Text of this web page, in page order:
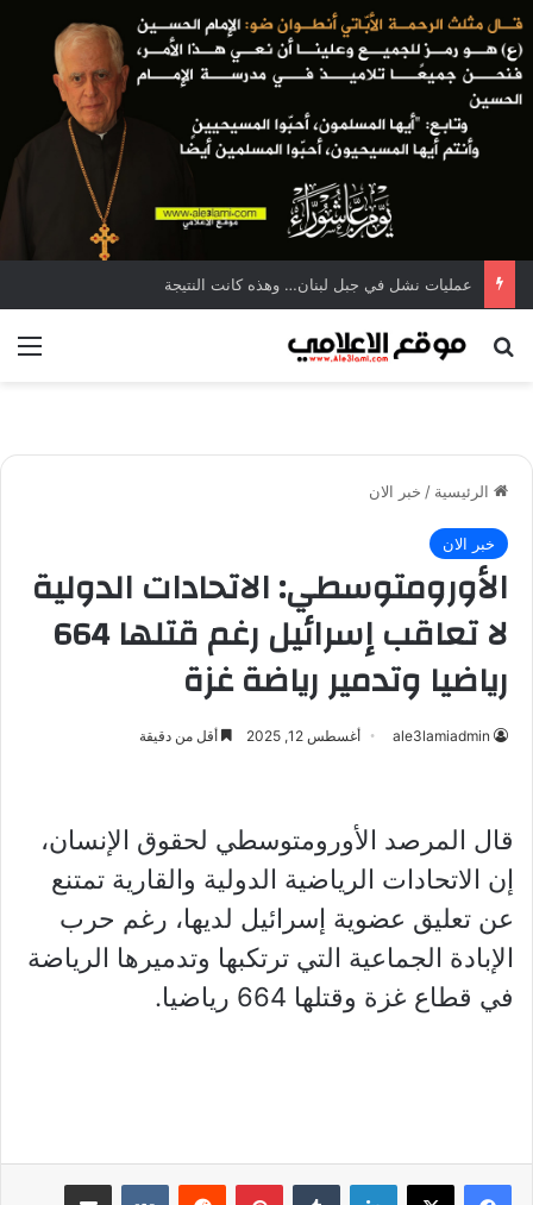
عمليات نشل في جبل لبنان… وهذه كانت النتيجة
بحث عن
الرئيسية / خبر الان
خبر الان
الأورومتوسطي: الاتحادات الدولية
لا تعاقب إسرائيل رغم قتلها 664
رياضيا وتدمير رياضة غزة
ale3lamiadmin أغسطس 12, 2025 أقل من دقيقة
قال المرصد الأورومتوسطي لحقوق الإنسان،
إن الاتحادات الرياضية الدولية والقارية تمتنع
عن تعليق عضوية إسرائيل لديها، رغم حرب
الإبادة الجماعية التي ترتكبها وتدميرها الرياضة
في قطاع غزة وقتلها 664 رياضيا.
لينكدإن بينتيريست مشاركة عبر البريد